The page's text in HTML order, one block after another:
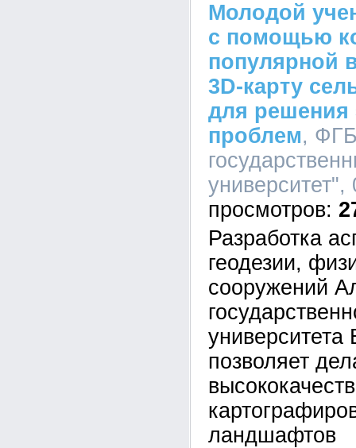
Молодой
с помощью
популярной
3D-карту
для решения
проблем,
Разработка
геодезии,
сооружений
позволяет
ландшафтов